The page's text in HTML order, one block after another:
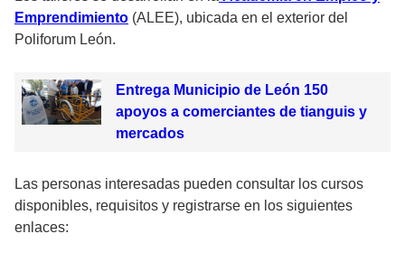
Emprendimiento (ALEE), ubicada en el exterior del
Poliforum León.
Entrega Municipio de León 150
apoyos a comerciantes de tianguis y
mercados
Las personas interesadas pueden consultar los cursos
disponibles, requisitos y registrarse en los siguientes
enlaces: